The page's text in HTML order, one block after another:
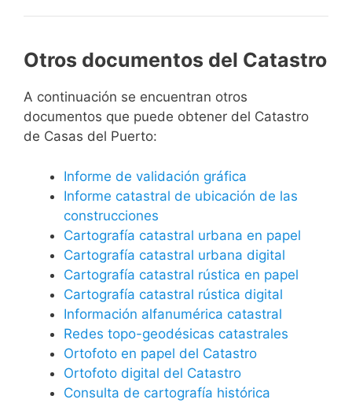
Otros documentos del Catastro
A continuación se encuentran otros
documentos que puede obtener del Catastro
de Casas del Puerto:
Informe de validación gráfica
Informe catastral de ubicación de las
construcciones
Cartografía catastral urbana en papel
Cartografía catastral urbana digital
Cartografía catastral rústica en papel
Cartografía catastral rústica digital
Información alfanumérica catastral
Redes topo-geodésicas catastrales
Ortofoto en papel del Catastro
Ortofoto digital del Catastro
Consulta de cartografía histórica